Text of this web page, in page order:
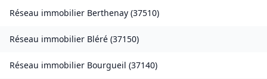
Réseau immobilier Berthenay (37510)
Réseau immobilier Bléré (37150)
Réseau immobilier Bourgueil (37140)